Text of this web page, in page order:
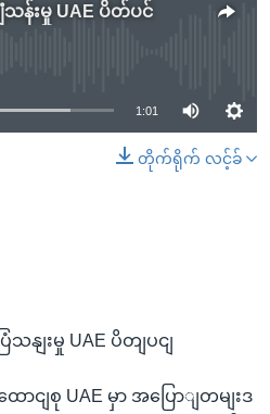
သန်းမှု UAE ပိတ်ပင်
currently available
1:01
တိုက်ရိုက် လင့်ခ်
သနျးမှု UAE ပိတျပငျ
ောငျစု UAE မှာ အပြောျတမျးဒ